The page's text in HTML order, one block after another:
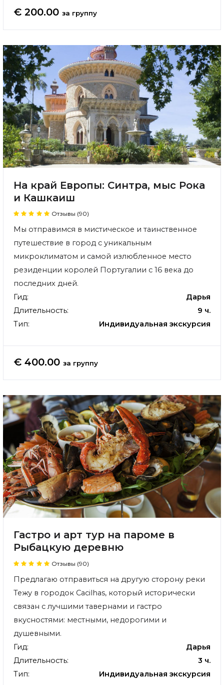
€ 200.00 за группу
На край Европы: Синтра, мыс Рока
и Кашкаиш
Отзывы (90)
Мы отправимся в мистическое и таинственное
путешествие в город с уникальным
микроклиматом и самой излюбленное место
резиденции королей Португалии с 16 века до
последних дней.
Гид:
Дарья
Длительность:
9 ч.
Тип:
Индивидуальная экскурсия
€ 400.00 за группу
Гастро и арт тур на пароме в
Рыбацкую деревню
Отзывы (90)
Предлагаю отправиться на другую сторону реки
Тежу в городок Cacilhas, который исторически
связан с лучшими тавернами и гастро
вкусностями: местными, недорогими и
душевными.
Гид:
Дарья
Длительность:
3 ч.
Тип:
Индивидуальная экскурсия